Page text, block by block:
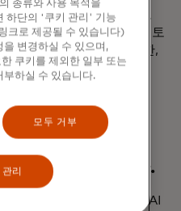
그것을 막는 방법도 알고
을 읽고 행동하기 전에 검토
는 시스템과 데이터 제한,
이상 행동을 분석하고
기타 AI 보안 위협에
목표여야 합니다.
세계 최고의 AI
종류와 사용 목적을
하단의 '쿠키 관리' 기능
크로 제공될 수 있습니다)
을 변경하실 수 있으며,
쿠키를 제외한 일부 또는
부하실 수 있습니다.
모두 거부
리